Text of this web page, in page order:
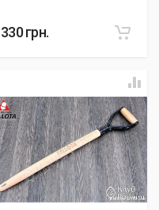
330грн.